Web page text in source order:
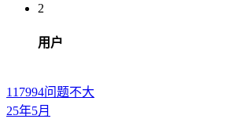
2
用户
117994问题不大
25年5月